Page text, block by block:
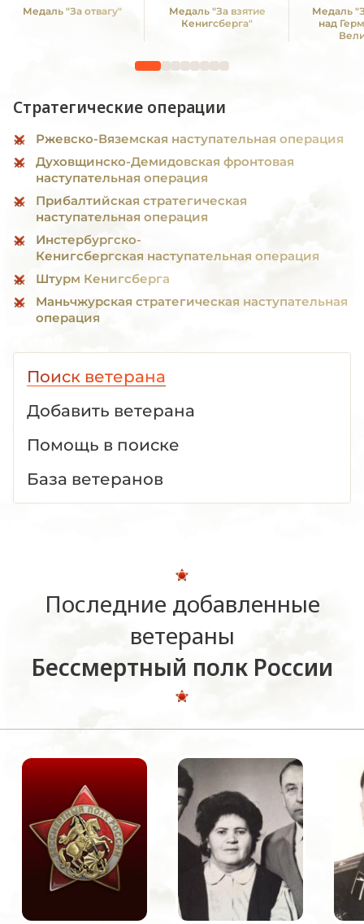
Медаль "За отвагу"
Медаль "За взятие
Кенигсберга"
Медаль
над
Стратегические операции
Ржевско-Вяземская наступательная операция
Духовщинско-Демидовская фронтовая
наступательная операция
Прибалтийская стратегическая
наступательная операция
Инстербургско-
Кенигсбергская наступательная операция
Штурм Кенигсберга
Маньчжурская стратегическая наступательная
операция
Поиск ветерана
Добавить ветерана
Помощь в поиске
База ветеранов
Последние добавленные
ветераны
Бессмертный полк России